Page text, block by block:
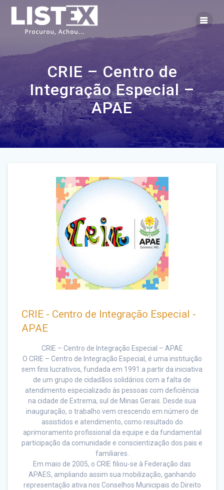
CRIE – Centro de
Integração Especial –
APAE
CRIE - Centro de Integração Especial -
APAE
CRIE – Centro de Integração Especial – APAE
O CRIE – Centro de Integração Especial, é uma instituição
sem fins lucrativos, fundada em 1991 a partir da iniciativa
de um grupo de cidadãos solidários com a falta de
atendimento especializado às pessoas com deficiência
na cidade de Extrema, sul de Minas Gerais. Desde sua
inauguração, o trabalho vem crescendo em número de
assistidos e atendimento, como resultado do
aprimoramento profissional da equipe e da fundamental
participação da comunidade e conscientização dos pais e
familiares.
Em maio de 2005, o CRIE filiou-se à Federação das
APAES, ampliando assim sua mobilização, ganhando
representação ativa nos Conselhos Municipais do Direito